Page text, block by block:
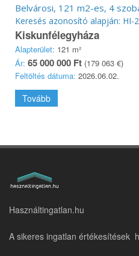
Belvárosi, 121 m2-es, 4
Keresés azonosító alapján: HI-
Kiskunfélegyháza
Alapterület: 121 m²
Ár: 65 000 000 Ft (179 063 €)
Feltöltés dátuma: 2026.06.02.
Tovább
Használtingatlan.hu
A sikeres ingatlan értékesítések